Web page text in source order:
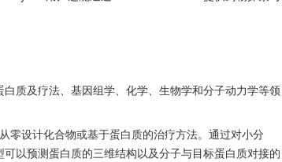
质及疗法、基因组学、化学、生物学和分子动力学等领
零设计化合物或基于蛋白质的治疗方法。通过对小分
以预测蛋白质的三维结构以及分子与目标蛋白质对接的